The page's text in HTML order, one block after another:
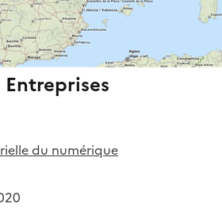
Entreprises
du numérique